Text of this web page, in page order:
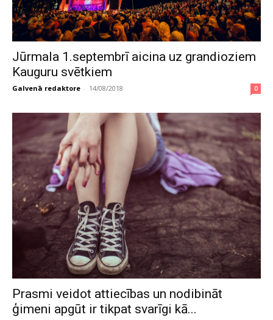
Jūrmala 1.septembrī aicina uz grandioziem
Kauguru svētkiem
Galvenā redaktore - 14/08/2018 0
Prasmi veidot attiecības un nodibināt
ģimeni apgūt ir tikpat svarīgi kā...